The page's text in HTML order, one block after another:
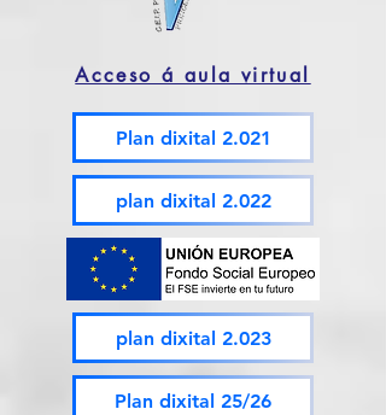
Acceso á aula virtual
Plan dixital 2.021
plan dixital 2.022
plan dixital 2.023
Plan dixital 25/26